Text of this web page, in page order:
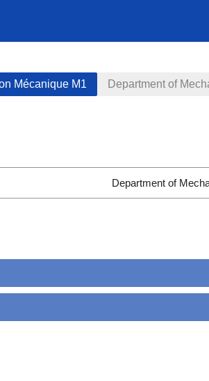
Department of
Mécanique M1